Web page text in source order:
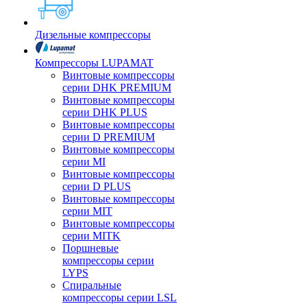
Дизельные компрессоры
Компрессоры LUPAMAT
Винтовые компрессоры
серии DHK PREMIUM
Винтовые компрессоры
серии DHK PLUS
Винтовые компрессоры
серии D PREMIUM
Винтовые компрессоры
серии MI
Винтовые компрессоры
серии D PLUS
Винтовые компрессоры
серии MIT
Винтовые компрессоры
серии MITK
Поршневые
компрессоры серии
LYPS
Спиральные
компрессоры серии LSL